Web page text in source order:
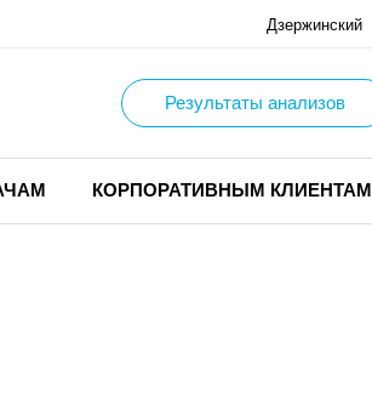
Дзержинский
Результаты анализов
КОРПОРАТИВНЫМ КЛИЕНТАМ